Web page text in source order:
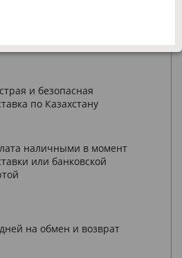
и безопасная
по Казахстану
наличными в момент
или банковской
на обмен и возврат